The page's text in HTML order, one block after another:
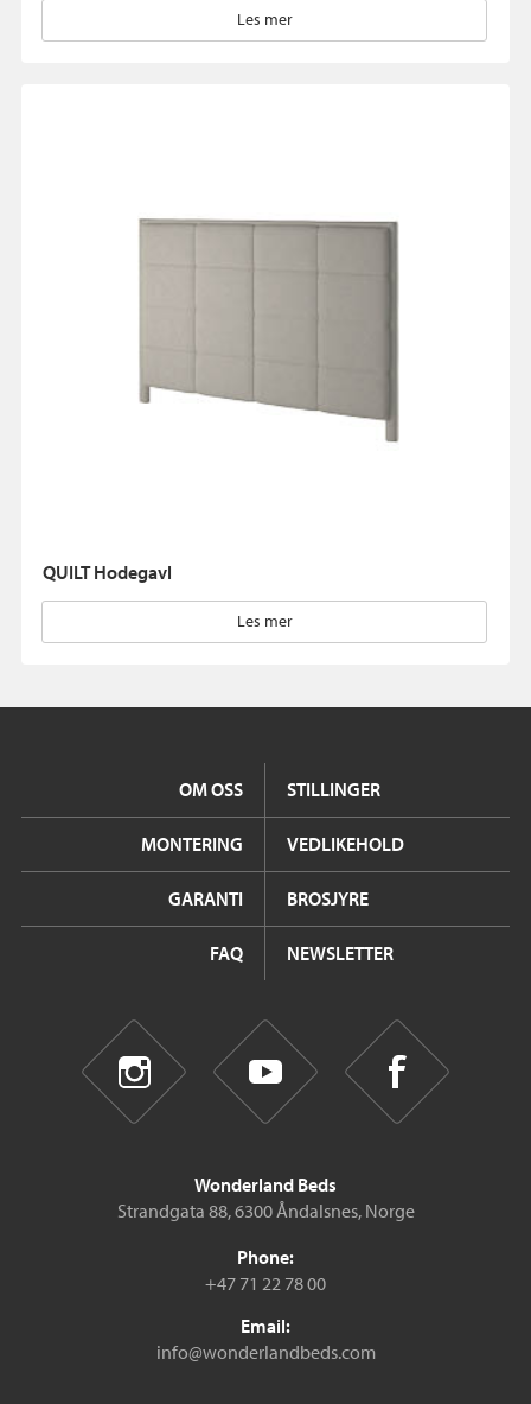
Les mer
QUILT Hodegavl
Les mer
OM OSS STILLINGER
MONTERING VEDLIKEHOLD
GARANTI BROSJYRE
FAQ NEWSLETTER
Wonderland Beds
Strandgata 88, 6300 Åndalsnes, Norge
Phone:
+47 71 22 78 00
Email:
info@wonderlandbeds.com